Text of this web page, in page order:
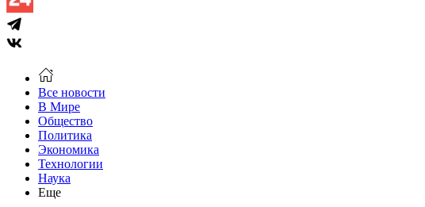
Все новости
В Мире
Общество
Политика
Экономика
Технологии
Наука
Еще